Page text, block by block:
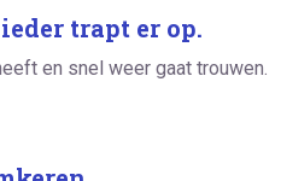
trapt er op.
en snel weer gaat trouwen.